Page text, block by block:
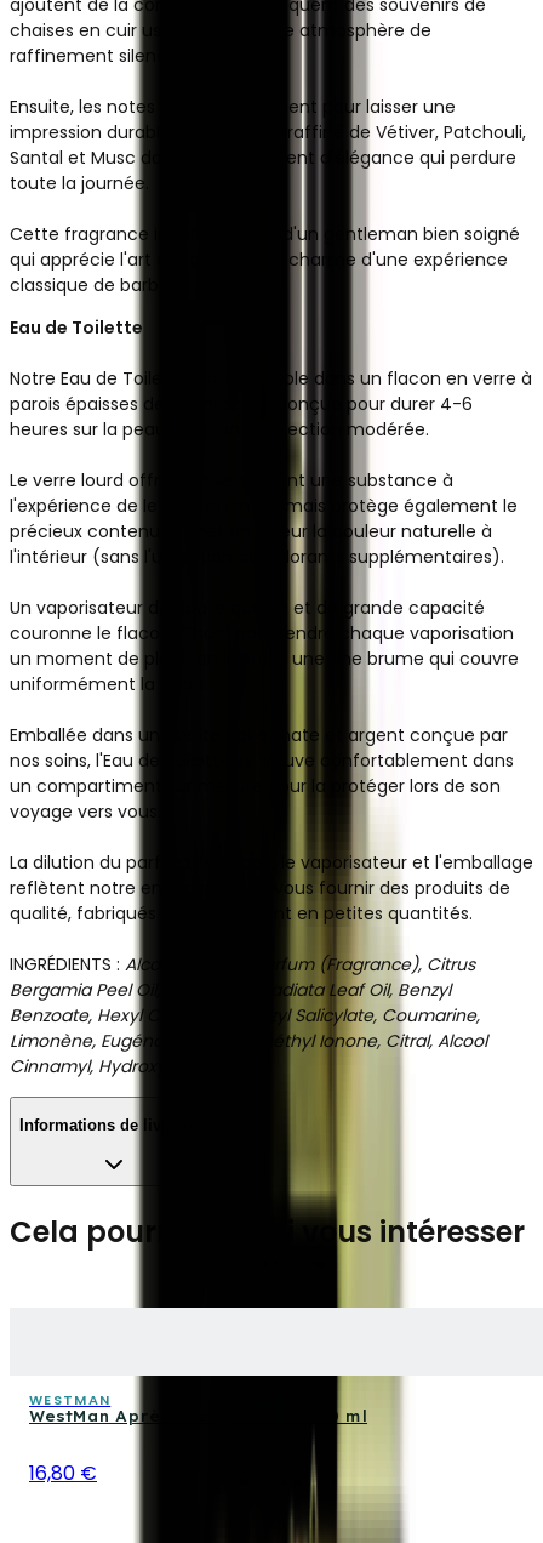
chaises en cuir usées, créant une atmosphère de
raffinement silencieux.
Ensuite, les notes de fond émergent pour laisser une
impression durable. Un mélange raffiné de Vétiver, Patchouli,
Santal et Musc donne un sentiment d'élégance qui perdure
toute la journée.
Cette fragrance incarne l'esprit d'un gentleman bien soigné
qui apprécie l'art du rasage et le charme d'une expérience
classique de barbier.
Eau de Toilette
Notre Eau de Toilette est disponible dans un flacon en verre à
parois épaisses de 50 ml et est conçue pour durer 4-6
heures sur la peau avec une projection modérée.
Le verre lourd offre non seulement une substance à
l'expérience de le tenir en main, mais protège également le
précieux contenu et met en valeur la couleur naturelle à
l'intérieur (sans l'utilisation de colorants supplémentaires).
Un vaporisateur de haute qualité et de grande capacité
couronne le flacon. Choisi pour rendre chaque vaporisation
un moment de plaisir en libérant une fine brume qui couvre
uniformément la peau.
Emballée dans une boîte noire mate et argent conçue par
nos soins, l'Eau de Toilette se trouve confortablement dans
un compartiment sur mesure pour la protéger lors de son
voyage vers vous.
La dilution du parfum, le flacon, le vaporisateur et l'emballage
reflètent notre engagement à vous fournir des produits de
qualité, fabriqués artisanalement en petites quantités.
INGRÉDIENTS : Alcohol Denat., Parfum (Fragrance), Citrus
Bergamia Peel Oil, Eucalyptus Radiata Leaf Oil, Benzyl
Benzoate, Hexyl Cinnamal, Benzyl Salicylate, Coumarine,
Limonène, Eugénol, Alpha-Isométhyl Ionone, Citral, Alcool
Cinnamyl, Hydroxycitronellal.
Informations de livraison
Cela pourrait aussi vous intéresser
WESTMAN
WestMan Après-Rasage Clichê 100 ml
16,80 €